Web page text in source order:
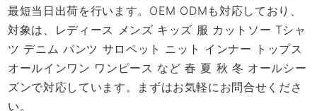
最短当日出荷を行います。OEM ODMも対応しており、
対象は、レディース メンズ キッズ 服 カットソー Tシャ
ツ デニム パンツ サロペット ニット インナー トップス
オールインワン ワンピース など 春 夏 秋 冬 オールシー
ズンで対応しています。まずはお気軽にお問合せくださ
い。